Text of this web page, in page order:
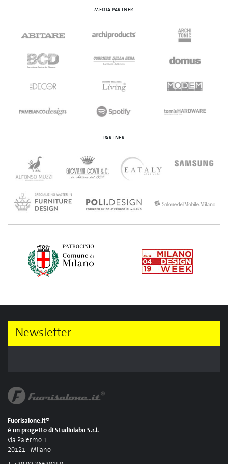
MEDIA PARTNER
PARTNER
Newsletter
Fuorisalone.it®
è un progetto di Studiolabo S.r.l.
via Palermo 1
20121 - Milano